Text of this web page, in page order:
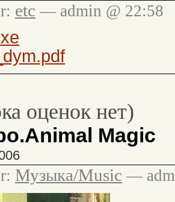
etc — admin @ 22:58
оценок нет)
Magic
Музыка/Music —